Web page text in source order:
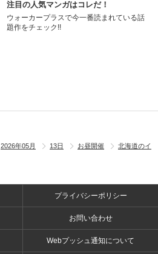
注目の人気マンガはコレだ！
ウォーカープラスで今一番読まれている話
題作をチェック!!
2026年05月 13日 お昼開催
北海道のイ
プライバシーポリシー
お問い合わせ
Webプッシュ通知について